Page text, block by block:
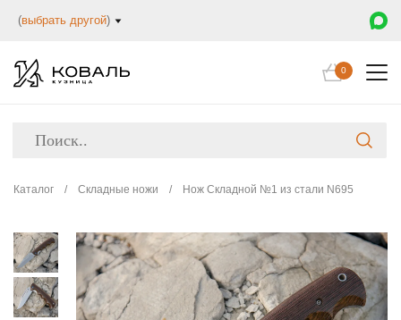
(выбрать другой)
0
Каталог / Складные ножи / Нож Складной №1 из стали N695